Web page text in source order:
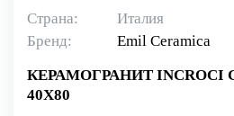
Страна:
Италия
Бренд:
Emil Ceramica
КЕРАМОГРАНИТ INCROCI
40X80